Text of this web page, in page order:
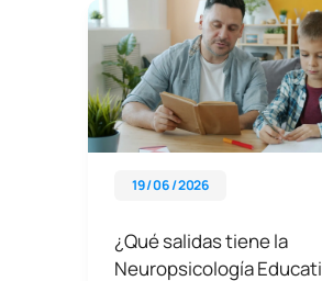
19 / 06 / 2026
¿Qué salidas tiene la
Neuropsicología